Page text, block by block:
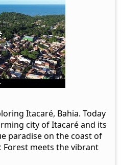
Itacaré, Bahia. Today
city of Itacaré and its
paradise on the coast of
Forest meets the vibrant